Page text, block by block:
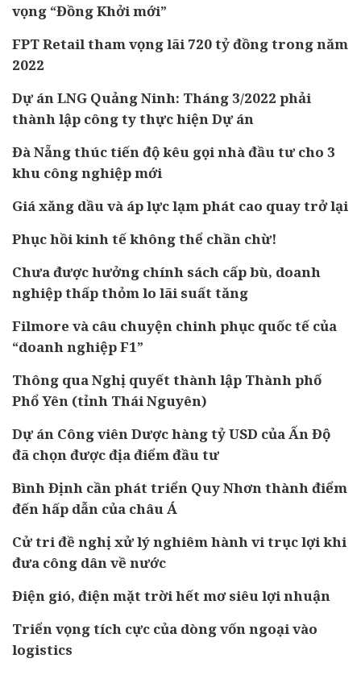
vọng “Đồng Khởi mới”
FPT Retail tham vọng lãi 720 tỷ đồng trong năm
2022
Dự án LNG Quảng Ninh: Tháng 3/2022 phải
thành lập công ty thực hiện Dự án
Đà Nẵng thúc tiến độ kêu gọi nhà đầu tư cho 3
khu công nghiệp mới
Giá xăng dầu và áp lực lạm phát cao quay trở lại
Phục hồi kinh tế không thể chần chừ!
Chưa được hưởng chính sách cấp bù, doanh
nghiệp thấp thỏm lo lãi suất tăng
Filmore và câu chuyện chinh phục quốc tế của
“doanh nghiệp F1”
Thông qua Nghị quyết thành lập Thành phố
Phổ Yên (tỉnh Thái Nguyên)
Dự án Công viên Dược hàng tỷ USD của Ấn Độ
đã chọn được địa điểm đầu tư
Bình Định cần phát triển Quy Nhơn thành điểm
đến hấp dẫn của châu Á
Cử tri đề nghị xử lý nghiêm hành vi trục lợi khi
đưa công dân về nước
Điện gió, điện mặt trời hết mơ siêu lợi nhuận
Triển vọng tích cực của dòng vốn ngoại vào
logistics